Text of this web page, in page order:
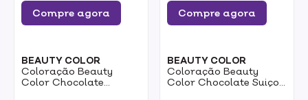
Compre agora
BEAUTY COLOR
Coloração Beauty
Color Chocolate
Compre agora
BEAUTY COLOR
Coloração Beauty
Color Chocolate Suiço